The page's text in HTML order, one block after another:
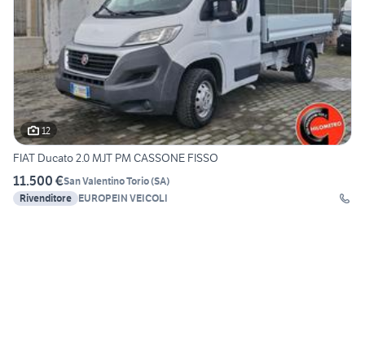
12
FIAT Ducato 2.0 MJT PM CASSONE FISSO
11.500 €San Valentino Torio(SA)
Rivenditore EUROPEIN VEICOLI